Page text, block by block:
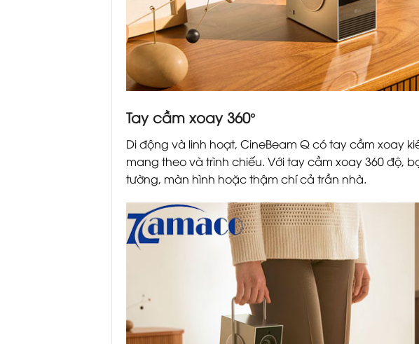
Tay cầm xoay 360°
Di động và linh hoạt, CineBeam Q có tay cầm xoay
mang theo và trình chiếu. Với tay cầm xoay 360 độ,
tường, màn hình hoặc thậm chí cả trần nhà.